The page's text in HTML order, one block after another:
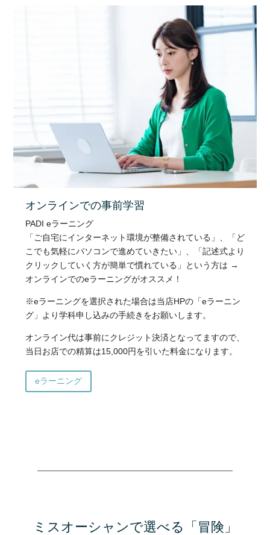
オンラインでの事前学習
PADI eラーニング
「ご自宅にインターネット環境が整備されている」、「ど
こでも気軽にパソコンで進めていきたい」、「記述式より
クリックしていく方が簡単で慣れている」という方は →
オンラインでのeラーニングがオススメ！
※eラーニングを選択された場合は当店HPの「eラーニン
グ」より学科申し込みの手続きをお願いします。
オンライン代は事前にクレジット決済となってますので、
当日お店での精算は15,000円を引いた料金になります。
eラーニング
ミスオーシャンで選べる「冒険」